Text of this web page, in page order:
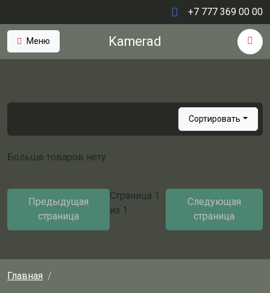
+7 777 369 00 00
Меню Kamerad
Сортировать
Больше товаров нету
Предыдущая
страница
Страница 1
из 1
Следующая
страница
Главная